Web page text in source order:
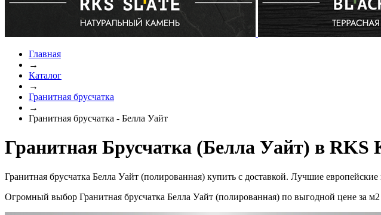
Главная
→
Каталог
→
Гранитная брусчатка
→
Гранитная брусчатка - Белла Уайт
Гранитная Брусчатка (Белла Уайт) в
Гранитная брусчатка Белла Уайт (полированная) купить с доставкой. Лучшие
Огромный выбор Гранитная брусчатка Белла Уайт (полированная) по выгодной цене за